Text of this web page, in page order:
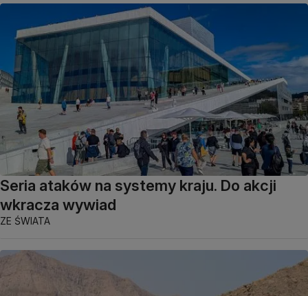
Seria ataków na systemy kraju. Do akcji
wkracza wywiad
ZE ŚWIATA